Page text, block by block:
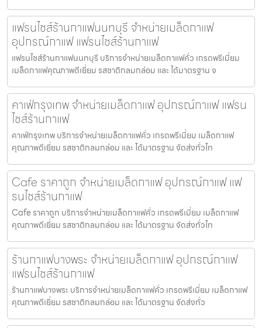
แฟรนไชส์ร้านกาแฟนนทบุรี จำหน่ายเมล็ดกาแฟ
อุปกรณ์กาแฟ แฟรนไชส์ร้านกาแฟ
แฟรนไชส์ร้านกาแฟนนทบุรี บริการจำหน่ายเมล็ดกาแฟคั่ว เกรดพรีเมี่ยม
เมล็ดกาแฟคุณภาพดีเยี่ยม รสชาติกลมกล่อม และ ได้มาตรฐาน จ
คาเฟ่กรุงเทพ จำหน่ายเมล็ดกาแฟ อุปกรณ์กาแฟ แฟรน
ไชส์ร้านกาแฟ
คาเฟ่กรุงเทพ บริการจำหน่ายเมล็ดกาแฟคั่ว เกรดพรีเมี่ยม เมล็ดกาแฟ
คุณภาพดีเยี่ยม รสชาติกลมกล่อม และ ได้มาตรฐาน จัดส่งทั่วไท
Cafe ราคาถูก จำหน่ายเมล็ดกาแฟ อุปกรณ์กาแฟ แฟ
รนไชส์ร้านกาแฟ
Cafe ราคาถูก บริการจำหน่ายเมล็ดกาแฟคั่ว เกรดพรีเมี่ยม เมล็ดกาแฟ
คุณภาพดีเยี่ยม รสชาติกลมกล่อม และ ได้มาตรฐาน จัดส่งทั่วไท
ร้านกาแฟบางพระ จำหน่ายเมล็ดกาแฟ อุปกรณ์กาแฟ
แฟรนไชส์ร้านกาแฟ
ร้านกาแฟบางพระ บริการจำหน่ายเมล็ดกาแฟคั่ว เกรดพรีเมี่ยม เมล็ดกาแฟ
คุณภาพดีเยี่ยม รสชาติกลมกล่อม และ ได้มาตรฐาน จัดส่งทั่ว